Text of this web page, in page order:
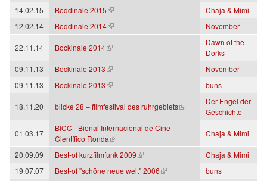
14.02.15
Boddinale 2015
(Link ist extern)
Chaja & Mimi
12.02.14
Boddinale 2014
(Link ist extern) November
22.11.14 Bockinale 2014
(Link ist extern)
Dawn of the
Dorks
09.11.13
Bockinale 2013
(Link ist extern)
November
09.11.13
Bockinale 2013
(Link ist extern) buns
18.11.20 blicke 28 – filmfestival des ruhrgebiets
(Link ist extern)
Der Engel der
Geschichte
01.03.17
BICC - Bienal Internacional de Cine
Científico Ronda
(Link ist extern)
Chaja & Mimi
20.09.09 Best-of kurzfilmfunk 2009
(Link ist extern)
Chaja & Mimi
19.07.07
Best-of "schöne neue welt" 2006
(Link ist extern) buns